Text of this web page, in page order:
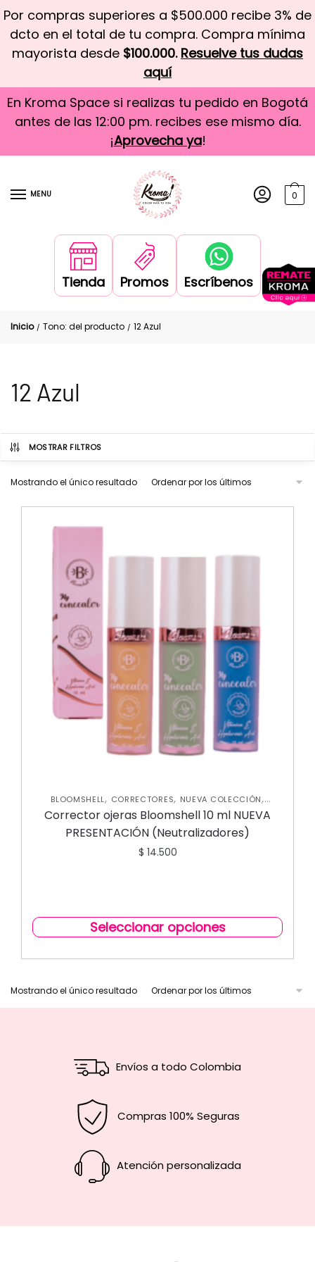
Por compras superiores a $500.000 recibe 3% de
dcto en el total de tu compra. Compra mínima
mayorista desde $100.000. Resuelve tus dudas
aquí
En Kroma Space si realizas tu pedido en Bogotá
antes de las 12:00 pm. recibes ese mismo día.
¡Aprovecha ya!
MENU 0
Tienda Promos Escríbenos
Inicio / Tono: del producto / 12 Azul
12 Azul
MOSTRAR FILTROS
Mostrando el único resultado
BLOOMSHELL, CORRECTORES, NUEVA COLECCIÓN,
ROSTRO
Corrector ojeras Bloomshell 10 ml NUEVA
PRESENTACIÓN (Neutralizadores)
$ 14.500
Seleccionar opciones
Mostrando el único resultado
Envíos a todo Colombia
Compras 100% Seguras
Atención personalizada